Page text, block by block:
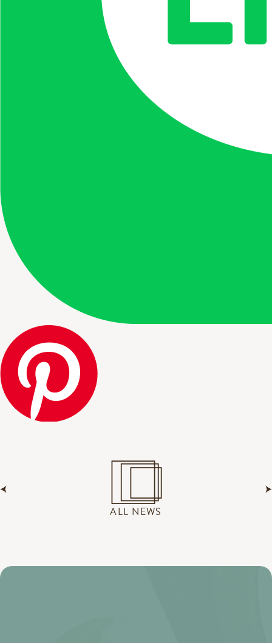
ALL NEWS